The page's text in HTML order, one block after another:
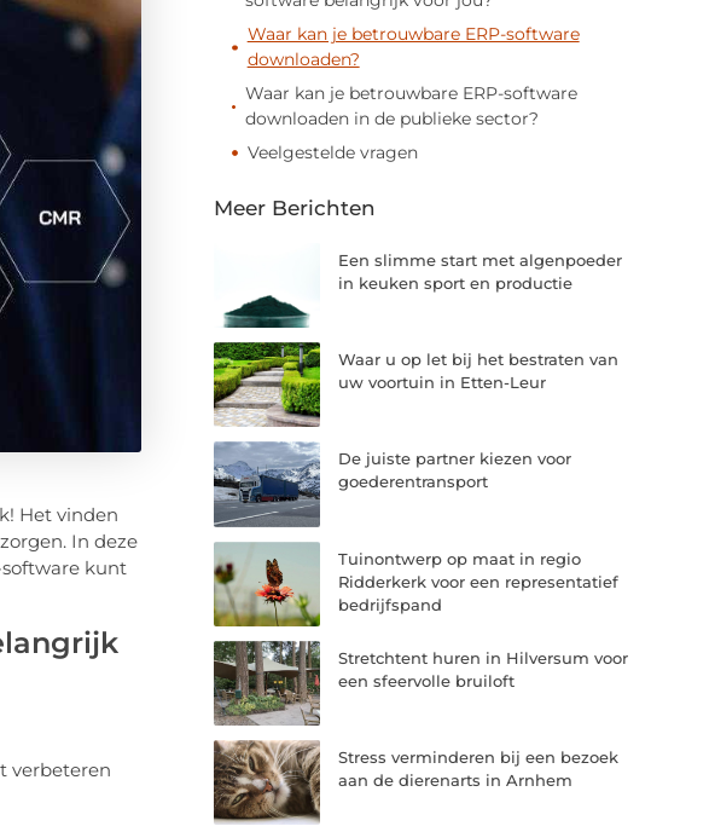
Het vinden
In deze
kunt
verbeteren
Waar kan je betrouwbare ERP-software
downloaden?
Waar kan je betrouwbare ERP-software
downloaden in de publieke sector?
Veelgestelde vragen
Meer Berichten
Een slimme start met algenpoeder
in keuken sport en productie
Waar u op let bij het bestraten van
uw voortuin in Etten-Leur
De juiste partner kiezen voor
goederentransport
Tuinontwerp op maat in regio
Ridderkerk voor een representatief
bedrijfspand
Stretchtent huren in Hilversum voor
een sfeervolle bruiloft
Stress verminderen bij een bezoek
aan de dierenarts in Arnhem